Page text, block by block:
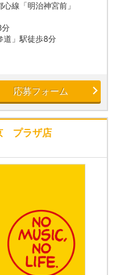
線「明治神宮前」
道」駅徒歩8分
応募フォーム
プラザ店